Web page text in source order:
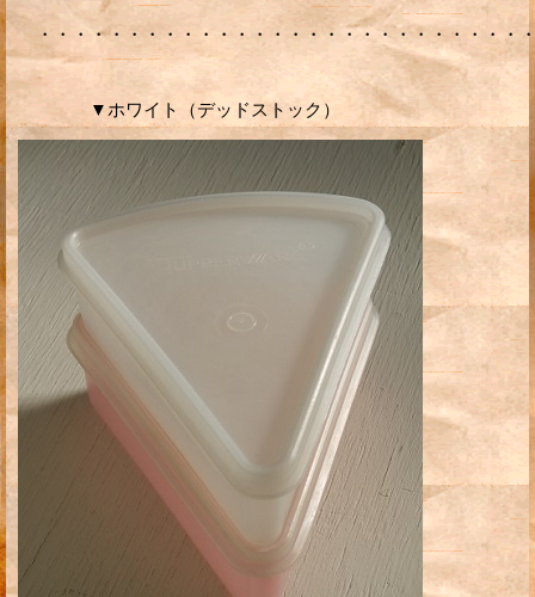
・・・・・・・・・・・・・・・・・・・・・・・・・
▼ホワイト（デッドストック）